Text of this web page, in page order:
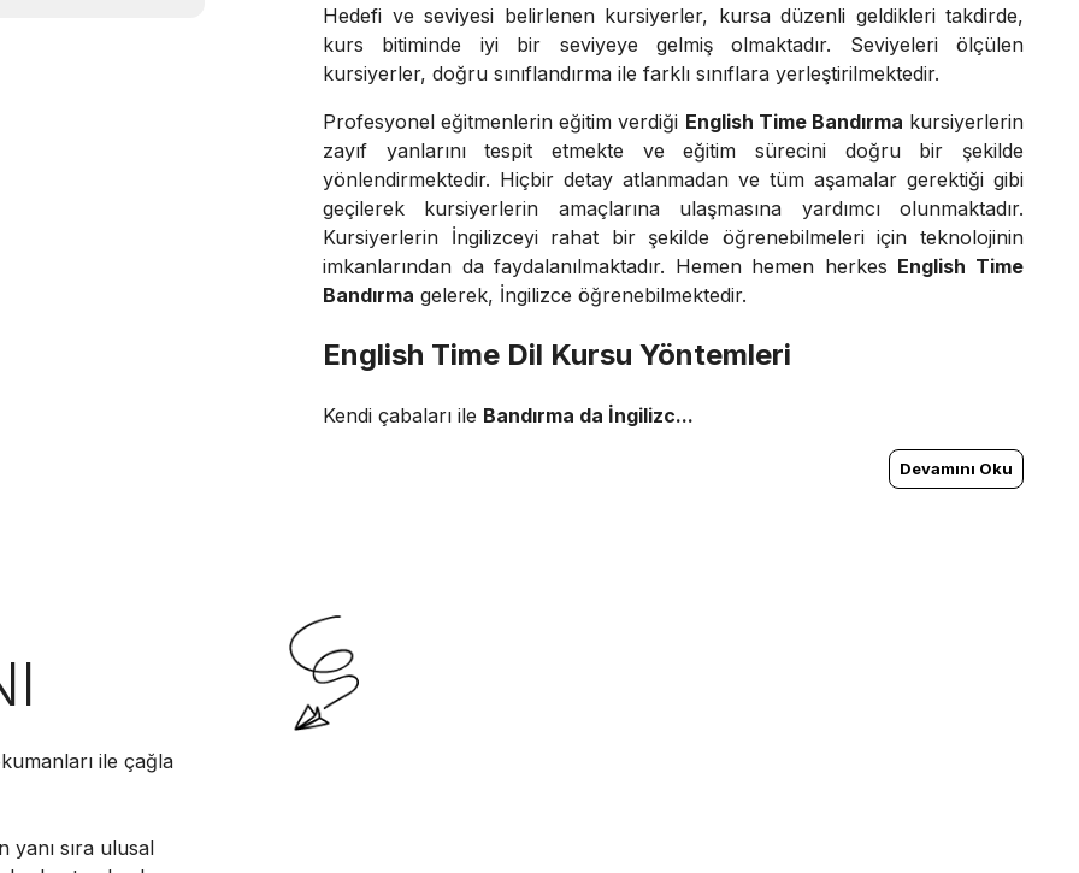
Hedefi ve seviyesi belirlenen kursiyerler, kursa düzenli geldikleri takdirde,
kurs bitiminde iyi bir seviyeye gelmiş olmaktadır. Seviyeleri ölçülen
kursiyerler, doğru sınıflandırma ile farklı sınıflara yerleştirilmektedir.
Profesyonel eğitmenlerin eğitim verdiği English Time Bandırma kursiyerlerin
zayıf yanlarını tespit etmekte ve eğitim sürecini doğru bir şekilde
yönlendirmektedir. Hiçbir detay atlanmadan ve tüm aşamalar gerektiği gibi
geçilerek kursiyerlerin amaçlarına ulaşmasına yardımcı olunmaktadır.
Kursiyerlerin İngilizceyi rahat bir şekilde öğrenebilmeleri için teknolojinin
imkanlarından da faydalanılmaktadır. Hemen hemen herkes English Time
Bandırma gelerek, İngilizce öğrenebilmektedir.
English Time Dil Kursu Yöntemleri
Kendi çabaları ile Bandırma da İngilizc...
Devamını Oku
ile çağla
yanı sıra ulusal